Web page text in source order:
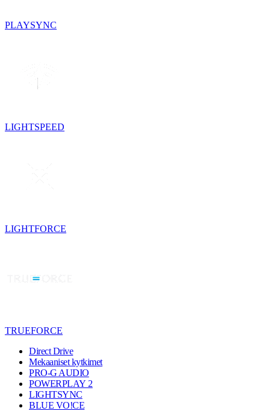
PLAYSYNC
LIGHTSPEED
LIGHTFORCE
TRUEFORCE
Direct Drive
Mekaaniset kytkimet
PRO-G AUDIO
POWERPLAY 2
LIGHTSYNC
BLUE VO!CE